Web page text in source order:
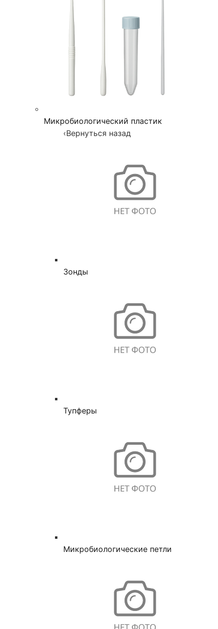
Микробиологический пластик
‹Вернуться назад
Зонды
Тупферы
Микробиологические петли